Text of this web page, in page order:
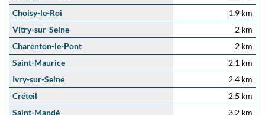
Choisy-le-Roi
1.9 km
Vitry-sur-Seine
2 km
Charenton-le-Pont
2 km
Saint-Maurice
2.1 km
Ivry-sur-Seine
2.4 km
Créteil
2.5 km
Saint-Mandé
3.2 km